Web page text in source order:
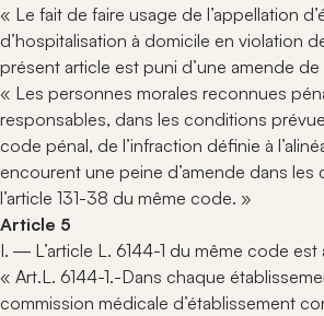
« Le fait de faire usage de l’appellation
d’hospitalisation à domicile en violation
présent article est puni d’une amende
« Les personnes morales reconnues
responsables, dans les conditions
code pénal, de l’infraction définie à
encourent une peine d’amende dans
l’article 131-38 du même code. »
Article 5
I. ― L’article L. 6144-1 du même code est
« Art.L. 6144-1.-Dans chaque
commission médicale d’établissement